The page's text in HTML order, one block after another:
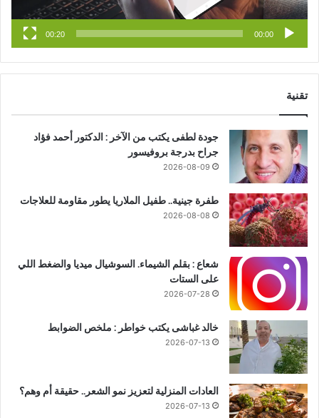
e
م
00:00
00:20
تقنية
جودة لطفى يكتب من الآخر : الدكتور أحمد فؤاد
جراح بدرجة بروفيسور
2026-08-09
طفرة جينية.. طفيل الملاريا يطور مقاومة للعلاجات
2026-08-08
شعاع : بقلم الشيماء. السوشيال ميديا والضغط اللي
على الستات
2026-07-28
خالد غباشى يكتب خواطر : ملخص الضوابط
2026-07-13
العادات المنزلية لتعزيز نمو الشعر.. حقيقة أم وهم؟
2026-07-13